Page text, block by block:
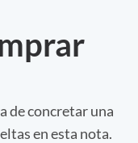
de concretar una
en esta nota.